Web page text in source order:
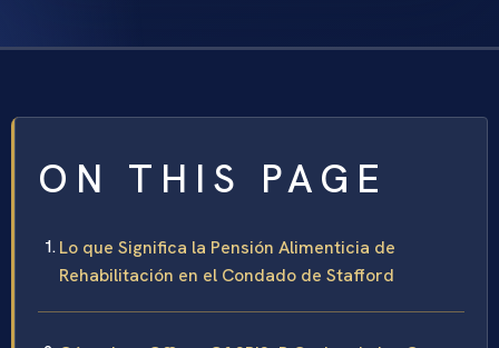
ON THIS PAGE
Lo que Significa la Pensión Alimenticia de
Rehabilitación en el Condado de Stafford